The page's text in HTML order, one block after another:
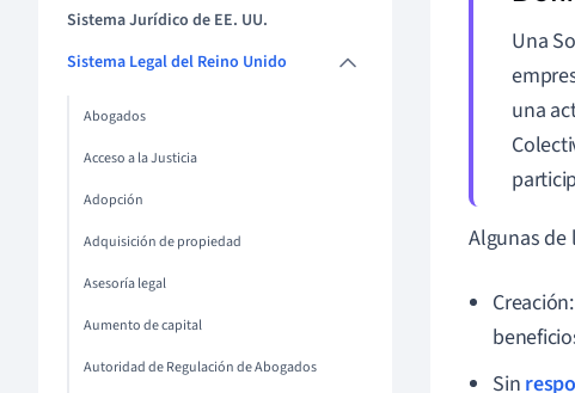
Sistema Jurídico de EE. UU.
Sistema Legal del Reino Unido
Abogados
Acceso a la Justicia
Adopción
Adquisición de propiedad
Asesoría legal
Aumento de capital
Autoridad de Regulación de Abogados
Una
una
Algunas de
Sin